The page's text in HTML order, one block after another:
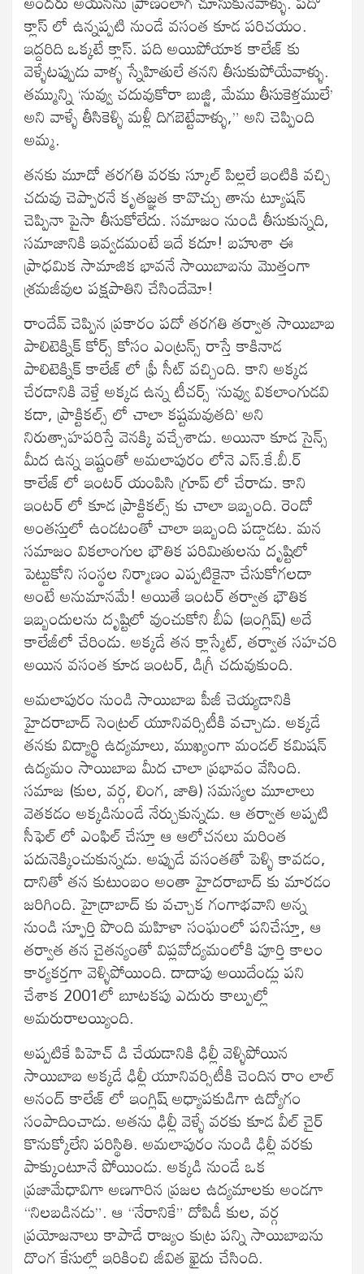
క్లాస్ లో ఉన్నప్పటి నుండే వసంత కూడ పరిచయం.
ఇద్దరిది ఒక్కటే క్లాస్. పది అయిపోయాక కాలేజ్ కు
వెళ్ళేటప్పుడు వాళ్ళ స్నేహితులే తనని తీసుకుపోయేవాళ్ళు.
తమ్మున్ని ‘నువ్వు చదువుకోరా బుజ్జి, మేము తీసుకెళ్తములే’
అని వాళ్ళే తీసికెళ్ళి మళ్లీ దిగబెట్టేవాళ్ళు,” అని చెప్పింది
అమ్మ.
తనకు మూడో తరగతి వరకు స్కూల్ పిల్లలే ఇంటికి వచ్చి
చదువు చెప్పారనే కృతజ్ఞత కావొచ్చు తాను ట్యూషన్
చెప్పినా పైసా తీసుకోలేదు. సమాజం నుండి తీసుకున్నది,
సమాజానికి ఇవ్వడమంటే ఇదే కదూ! బహుశా ఈ
ప్రాధమిక సామాజిక భావనే సాయిబాబను మొత్తంగా
శ్రమజీవుల పక్షపాతిని చేసిందేమో!
రాందేవ్ చెప్పిన ప్రకారం పదో తరగతి తర్వాత సాయిబాబ
పాలిటెక్నిక్ కోర్స్ కోసం ఎంట్రన్స్ రాస్తే కాకినాడ
పాలిటెక్నిక్ కాలేజ్ లో ఫ్రీ సీట్ వచ్చింది. కాని అక్కడ
చేరడానికి వెళ్తే అక్కడ ఉన్న టీచర్స్ ‘నువ్వు వికలాంగుడవి
కదా, ప్రాక్టికల్స్ లో చాలా కష్టమవుతది’ అని
నిరుత్సాహపరిస్తే వెనక్కి వచ్చేశాడు. అయినా కూడ సైన్స్
మీద ఉన్న ఇష్టంతో అమలాపురం లోనె ఎస్.కే.బీ.ర్
కాలేజ్ లో ఇంటర్ యంపిసి గ్రూప్ లో చేరాడు. కాని
ఇంటర్ లో కూడ ప్రాక్టికల్స్ కు చాలా ఇబ్బంది. రెండో
అంతస్తులో ఉండటంతో చాలా ఇబ్బంది పడ్డాడట. మన
సమాజం వికలాంగుల భౌతిక పరిమితులను దృష్టిలో
పెట్టుకోని సంస్థల నిర్మాణం ఎప్పటికైనా చేసుకోగలదా
అంటే అనుమానమే! అయితే ఇంటర్ తర్వాత భౌతిక
ఇబ్బందులను దృష్టిలో వుంచుకోని బీఏ (ఇంగ్లిష్) అదే
కాలేజీలో చేరిండు. అక్కడే తన క్లాస్మేట్, తర్వాత సహచరి
అయిన వసంత కూడ ఇంటర్, డిగ్రీ చదువుకుంది.
అమలాపురం నుండి సాయిబాబ పీజీ చెయ్యడానికి
హైదరాబాద్ సెంట్రల్ యూనివర్సిటీకి వచ్చాడు. అక్కడే
తనకు విద్యార్థి ఉద్యమాలు, ముఖ్యంగా మండల్ కమిషన్
ఉద్యమం సాయిబాబ మీద చాలా ప్రభావం వేసింది.
సమాజ (కుల, వర్గ, లింగ, జాతి) సమస్యల మూలాలు
వెతకడం అక్కడినుండే నేర్చుకున్నడు. ఆ తర్వాత అప్పటి
సీఫెల్ లో ఎంఫిల్ చేస్తూ ఆ ఆలోచనలు మరింత
పదునెక్కించుకున్నడు. అప్పుడే వసంతతో పెళ్ళి కావడం,
దానితో తన కుటుంబం అంతా హైదరాబాద్ కు మారడం
జరిగింది. హైద్రాబాద్ కు వచ్చాక గంగాభవాని అన్న
నుండి స్ఫూర్తి పొంది మహిళా సంఘంలో పనిచేస్తూ, ఆ
తర్వాత తన చైతన్యంతో విప్లవోద్యమంలోకి పూర్తి కాలం
కార్యకర్తగా వెళ్ళిపోయింది. దాదాపు అయిదేండ్లు పని
చేశాక 2001లో బూటకపు ఎదురు కాల్పుల్లో
అమరురాలయ్యింది.
అప్పటికే పిహెచ్ డి చేయడానికి ఢిల్లీ వెళ్ళిపోయిన
సాయిబాబ అక్కడే ఢిల్లీ యూనివర్సిటీకి చెందిన రాం లాల్
అనంద్ కాలేజ్ లో ఇంగ్లిష్ అధ్యాపకుడిగా ఉద్యోగం
సంపాదించాడు. అతను ఢిల్లీ వెళ్ళే వరకు కూడ వీల్ చైర్
కొనుక్కోలేని పరిస్థితి. అమలాపురం నుండి ఢిల్లీ వరకు
పాక్కుంటూనే పోయిండు. అక్కడి నుండే ఒక
ప్రజామేధావిగా అణగారిన ప్రజల ఉద్యమాలకు అండగా
“నిలబడినడు”. ఆ “నేరానికే” దోపిడీ కుల, వర్గ
ప్రయోజనాలు కాపాడే రాజ్యం కుట్ర పన్ని సాయిబాబను
దొంగ కేసుల్లో ఇరికించి జీవిత ఖైదు చేసింది.